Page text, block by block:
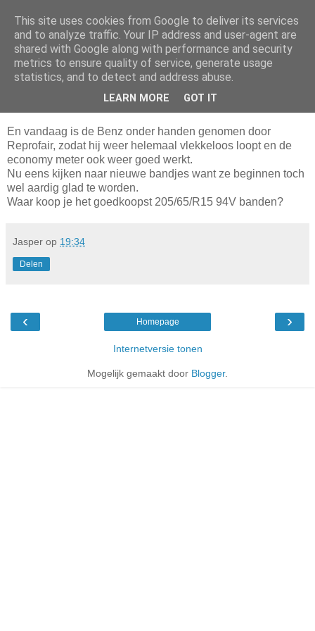
Da_Blog
You don't put a bumpersticker on a Bentley
dinsdag, oktober 27, 2009
En vandaag is de Benz onder handen genomen door
Reprofair, zodat hij weer helemaal vlekkeloos loopt en de
economy meter ook weer goed werkt.
Nu eens kijken naar nieuwe bandjes want ze beginnen toch
wel aardig glad te worden.
Waar koop je het goedkoopst 205/65/R15 94V banden?
Jasper op 19:34
Delen
‹ ›
Homepage
Internetversie tonen
Mogelijk gemaakt door Blogger.
This site uses cookies from Google to deliver its services
and to analyze traffic. Your IP address and user-agent are
shared with Google along with performance and security
metrics to ensure quality of service, generate usage
statistics, and to detect and address abuse.
LEARN MORE GOT IT